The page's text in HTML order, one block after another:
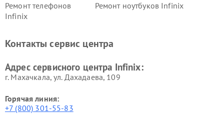
Ремонт телефонов
Infinix
Ремонт ноутбуков Infinix
Контакты сервис центра
Адрес сервисного центра Infinix:
г. Махачкала, ул. Дахадаева, 109
Горячая линия:
+7 (800) 301-55-83